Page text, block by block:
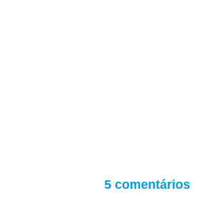
5 comentários